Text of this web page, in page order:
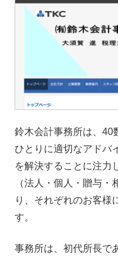
鈴木会計事務所は、40
ひとりに適切なアドバ
を解決することに注力
（法人・個人・贈与
り、それぞれのお客様
す。
事務所は、初代所長で